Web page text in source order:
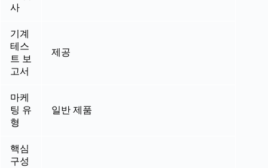
사
기계
테스
트 보
고서
제공
마케
팅 유
형
일반 제품
핵심
구성